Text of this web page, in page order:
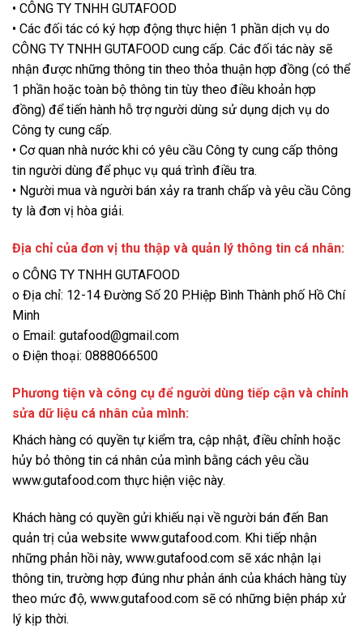
• CÔNG TY TNHH GUTAFOOD
• Các đối tác có ký hợp động thực hiện 1 phần dịch vụ do
CÔNG TY TNHH GUTAFOOD cung cấp. Các đối tác này sẽ
nhận được những thông tin theo thỏa thuận hợp đồng (có thể
1 phần hoặc toàn bộ thông tin tùy theo điều khoản hợp
đồng) để tiến hành hỗ trợ người dùng sử dụng dịch vụ do
Công ty cung cấp.
• Cơ quan nhà nước khi có yêu cầu Công ty cung cấp thông
tin người dùng để phục vụ quá trình điều tra.
• Người mua và người bán xảy ra tranh chấp và yêu cầu Công
ty là đơn vị hòa giải.
Địa chỉ của đơn vị thu thập và quản lý thông tin cá nhân:
o CÔNG TY TNHH GUTAFOOD
o Địa chỉ: 12-14 Đường Số 20 P.Hiệp Bình Thành phố Hồ Chí
Minh
o Email: gutafood@gmail.com
o Điện thoại: 0888066500
Phương tiện và công cụ để người dùng tiếp cận và chỉnh
sửa dữ liệu cá nhân của mình:
Khách hàng có quyền tự kiểm tra, cập nhật, điều chỉnh hoặc
hủy bỏ thông tin cá nhân của mình bằng cách yêu cầu
www.gutafood.com thực hiện việc này.
Khách hàng có quyền gửi khiếu nại về người bán đến Ban
quản trị của website www.gutafood.com. Khi tiếp nhận
những phản hồi này, www.gutafood.com sẽ xác nhận lại
thông tin, trường hợp đúng như phản ánh của khách hàng tùy
theo mức độ, www.gutafood.com sẽ có những biện pháp xử
lý kịp thời.